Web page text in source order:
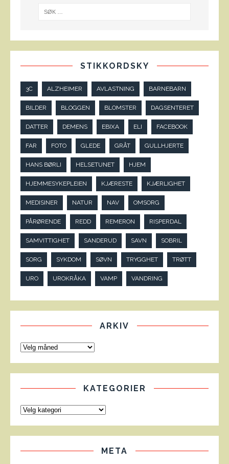
STIKKORDSKY
3C ALZHEIMER AVLASTNING BARNEBARN
BILDER BLOGGEN BLOMSTER DAGSENTERET
DATTER DEMENS EBIXA ELI FACEBOOK
FAR FOTO GLEDE GRÅT GULLHJERTE
HANS BØRLI HELSETUNET HJEM
HJEMMESYKEPLEIEN KJÆRESTE KJÆRLIGHET
MEDISINER NATUR NAV OMSORG
PÅRØRENDE REDD REMERON RISPERDAL
SAMVITTIGHET SANDERUD SAVN SOBRIL
SORG SYKDOM SØVN TRYGGHET TRØTT
URO UROKRÅKA VAMP VANDRING
ARKIV
KATEGORIER
META